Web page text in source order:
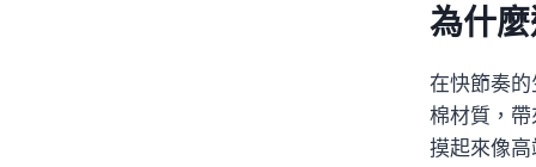
為什
在快節奏
棉材質，
摸起來像